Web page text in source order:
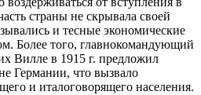
страны не скрывала своей
и тесные экономические
Более того, главнокомандующий
Вилле в 1915 г. предложил
Германии, что вызвало
и италоговорящего населения.